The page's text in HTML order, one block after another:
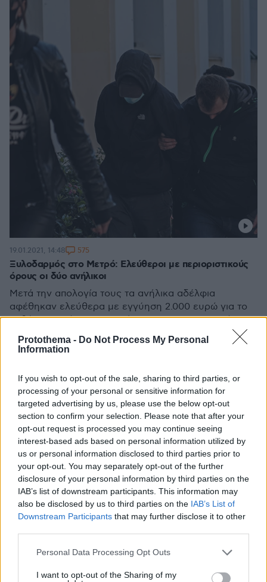
Protothema - Do Not Process My Personal
Information
If you wish to opt-out of the sale, sharing to third parties, or
processing of your personal or sensitive information for
targeted advertising by us, please use the below opt-out
section to confirm your selection. Please note that after your
opt-out request is processed you may continue seeing
interest-based ads based on personal information utilized by
us or personal information disclosed to third parties prior to
your opt-out. You may separately opt-out of the further
disclosure of your personal information by third parties on the
IAB’s list of downstream participants. This information may
also be disclosed by us to third parties on the IAB’s List of
Downstream Participants that may further disclose it to other
Please note that this website/app uses one or more Google
not limited to your visit or usage behaviour. You may click to
Personal Data Processing Opt Outs
I want to opt-out of the Sharing of my
Ξυλοδαρμός στο Μετρό: Ελεύθεροι με περιοριστικούς
όρους οι δύο ανήλικοι
Μετά την απολογία τους τα ανήλικα αδέλφια
αφέθηκαν ελεύθερα με εγγύηση 2.000 ευρώ για το
καθένα, τον όρο της εμφάνισης στο αστυνομικό
τμήμα της περιοχής τους τρεις φορές το μήνα και
επιτήρηση από επιμελητή κοινωνικής αρωγής -
19.01.2021, 14:48 575